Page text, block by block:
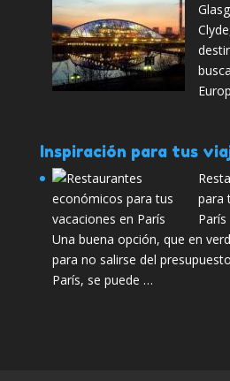
Inspiración para tus
para
París
Una buena opción, que en
para no salirse del
París, se puede …